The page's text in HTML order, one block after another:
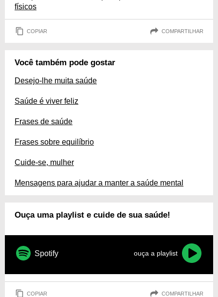
físicos
COPIAR COMPARTILHAR
Você também pode gostar
Desejo-lhe muita saúde
Saúde é viver feliz
Frases de saúde
Frases sobre equilíbrio
Cuide-se, mulher
Mensagens para ajudar a manter a saúde mental
Ouça uma playlist e cuide de sua saúde!
Spotify ouça a playlist
COPIAR COMPARTILHAR